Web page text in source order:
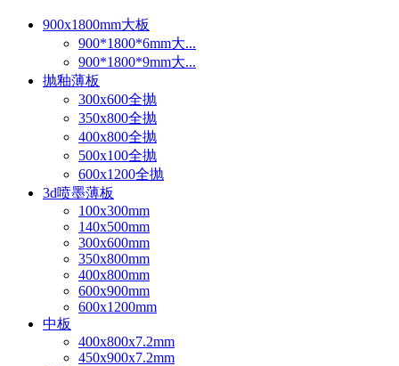
900x1800mm大板
900*1800*6mm大...
900*1800*9mm大...
抛釉薄板
300x600全抛
350x800全抛
400x800全抛
500x100全抛
600x1200全抛
3d喷墨薄板
100x300mm
140x500mm
300x600mm
350x800mm
400x800mm
600x900mm
600x1200mm
中板
400x800x7.2mm
450x900x7.2mm